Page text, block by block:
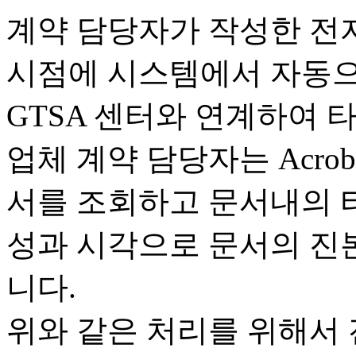
계약 담당자가 작성한 전
시점에 시스템에서 자동
GTSA 센터와 연계하여
업체 계약 담당자는
서를 조회하고 문서내의
성과 시각으로 문서의 진
니다.
위와 같은 처리를 위해서